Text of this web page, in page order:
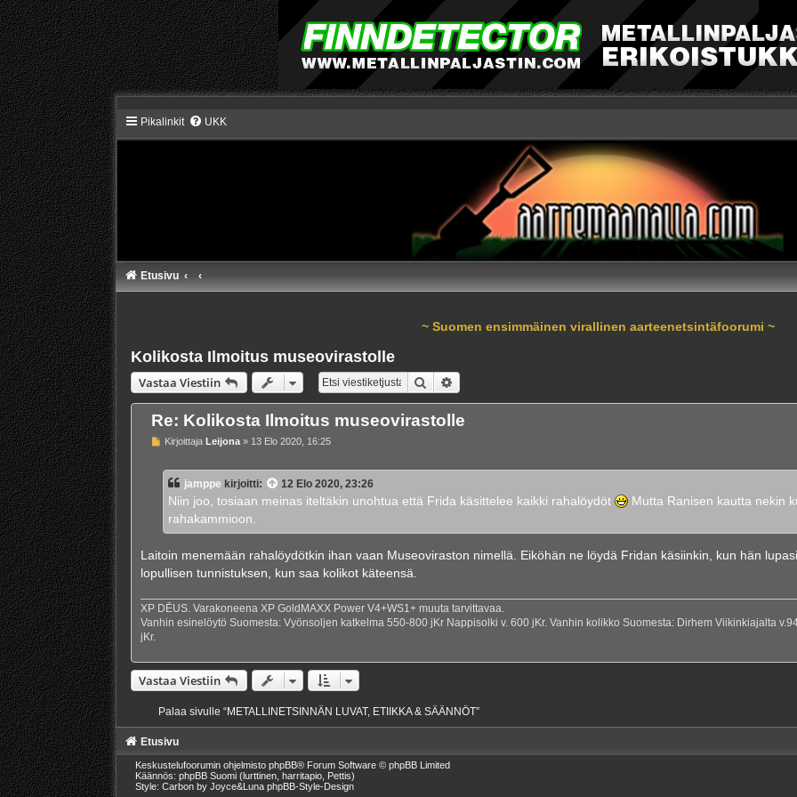
Pikalinkit UKK
Etusivu
~ Suomen ensimmäinen virallinen aarteenetsintäfoorumi ~
Kolikosta Ilmoitus museovirastolle
Vastaa Viestiin Etsi
Re: Kolikosta Ilmoitus museovirastolle
V
s
KirjoittajaLeijona » 13 Elo 2020, 16:25
jamppe kirjoitti: 12 Elo 2020, 23:26
Niin joo, tosiaan meinas iteltäkin unohtua että Frida käsittelee kaikki rahalöydöt
Mutta Ranisen kautta nekin
rahakammioon.
Laitoin menemään rahalöydötkin ihan vaan Museoviraston nimellä. Eiköhän ne löydä Fridan käsiinkin, kun hän
lopullisen tunnistuksen, kun saa kolikot käteensä.
XP DĒUS. Varakoneena XP GoldMAXX Power V4+WS1+ muuta tarvittavaa.
Vanhin esinelöytö Suomesta: Vyönsoljen katkelma 550-800 jKr Nappisolki v. 600 jKr. Vanhin kolikko Suomesta: Dirhem Viikinkiajalta
jKr.
Vastaa Viestiin
Palaa sivulle “METALLINETSINNÄN LUVAT, ETIIKKA & SÄÄNNÖT”
Etusivu
Keskustelufoorumin ohjelmisto phpBB® Forum Software © phpBB Limited
Käännös: phpBB Suomi (lurttinen, harritapio, Pettis)
Style: Carbon by Joyce&Luna phpBB-Style-Design